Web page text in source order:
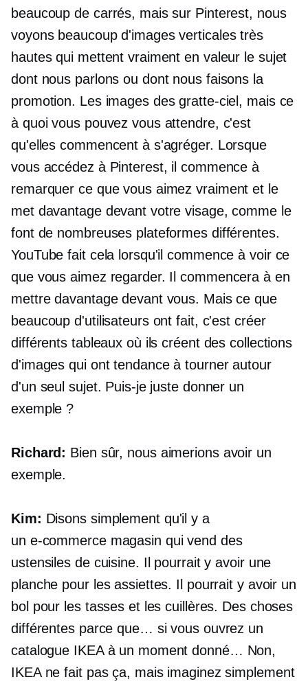
beaucoup de carrés, mais sur Pinterest, nous
voyons beaucoup d'images verticales très
hautes qui mettent vraiment en valeur le sujet
dont nous parlons ou dont nous faisons la
promotion. Les images des gratte-ciel, mais ce
à quoi vous pouvez vous attendre, c'est
qu'elles commencent à s'agréger. Lorsque
vous accédez à Pinterest, il commence à
remarquer ce que vous aimez vraiment et le
met davantage devant votre visage, comme le
font de nombreuses plateformes différentes.
YouTube fait cela lorsqu'il commence à voir ce
que vous aimez regarder. Il commencera à en
mettre davantage devant vous. Mais ce que
beaucoup d'utilisateurs ont fait, c'est créer
différents tableaux où ils créent des collections
d'images qui ont tendance à tourner autour
d'un seul sujet. Puis-je juste donner un
exemple ?
Richard: Bien sûr, nous aimerions avoir un
exemple.
Kim: Disons simplement qu'il y a
un e-commercemagasin qui vend des
ustensiles de cuisine. Il pourrait y avoir une
planche pour les assiettes. Il pourrait y avoir un
bol pour les tasses et les cuillères. Des choses
différentes parce que… si vous ouvrez un
catalogue IKEA à un moment donné… Non,
IKEA ne fait pas ça, mais imaginez simplement